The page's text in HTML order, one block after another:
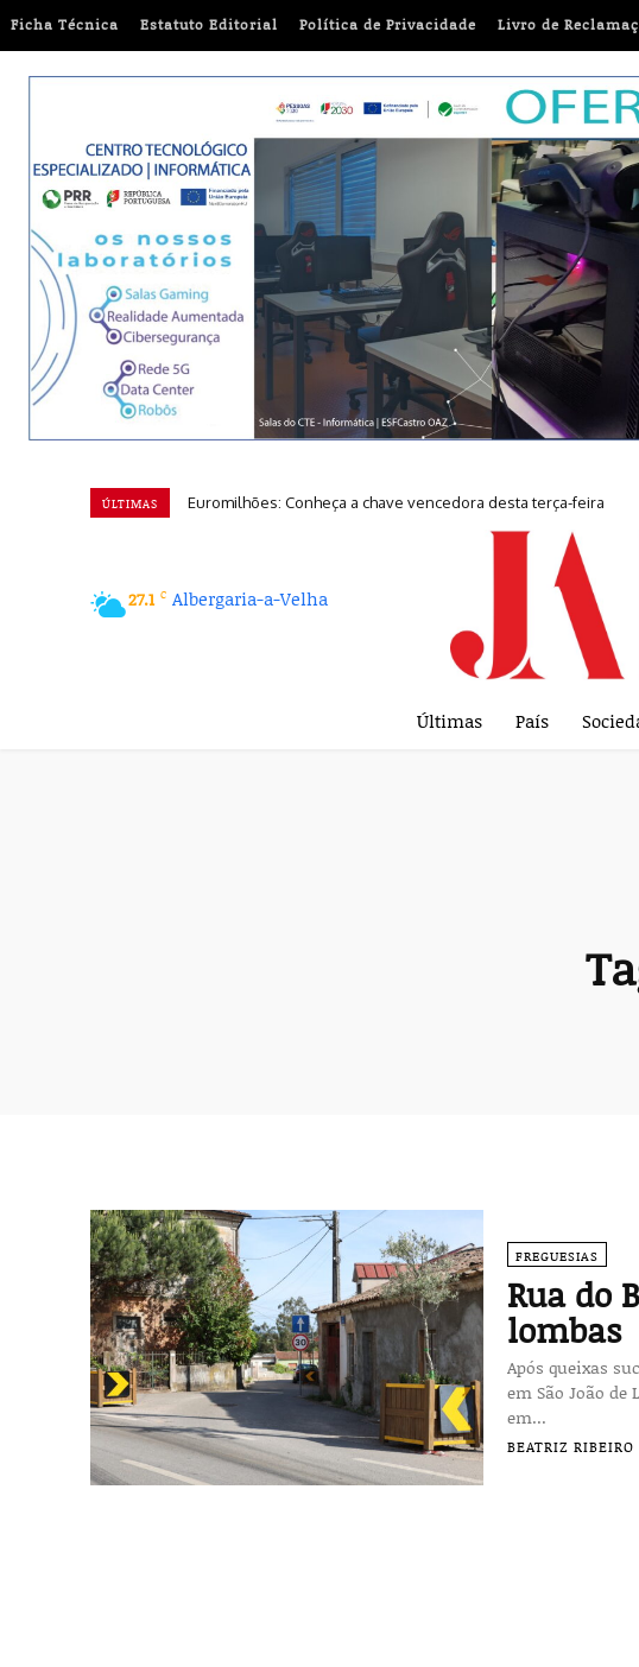
Ficha Técnica Estatuto Editorial Política de Privacidade Livro de
ÚLTIMAS Euromilhões: Conheça a chave vencedora desta terça-feira
27.1 C Albergaria-a-Velha
Últimas País
FREGUESIAS
Rua do
lombas
Após queixas
em São João de
em...
BEATRIZ RIBEIRO